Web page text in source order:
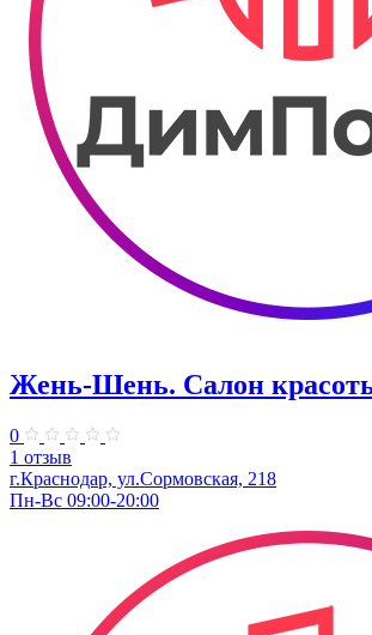
Жень-Шень. Салон
0
1 отзыв
г.Краснодар, ул.Сормовская, 218
Пн-Вс 09:00-20:00